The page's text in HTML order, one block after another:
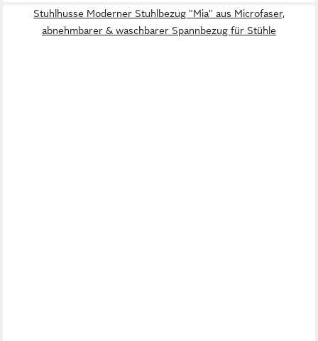
Stuhlhusse Moderner Stuhlbezug "Mia" aus Microfaser,
abnehmbarer & waschbarer Spannbezug für Stühle